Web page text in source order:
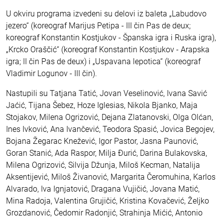
U okviru programa izvedeni su delovi iz baleta „Labudovo
jezero“ (koreograf Marijus Petipa - III čin Pas de deux;
koreograf Konstantin Kostjukov - Španska igra i Ruska igra),
„Krcko Oraščić“ (koreograf Konstantin Kostjukov - Arapska
igra; II čin Pas de deux) i „Uspavana lepotica“ (koreograf
Vladimir Logunov - III čin).
Nastupili su Tatjana Tatić, Jovan Veselinović, Ivana Savić
Jaćić, Tijana Šebez, Hoze Iglesias, Nikola Bjanko, Maja
Stojakov, Milena Ogrizović, Dejana Zlatanovski, Olga Olćan,
Ines Ivković, Ana Ivančević, Teodora Spasić, Jovica Begojev,
Bojana Žegarac Knežević, Igor Pastor, Jasna Paunović,
Goran Stanić, Ada Raspor, Milja Đurić, Darina Bulakovska,
Milena Ogrizović, Silvija Džunja, Miloš Kecman, Natalija
Aksentijević, Miloš Živanović, Margarita Čeromuhina, Karlos
Alvarado, Iva Ignjatović, Dragana Vujičić, Jovana Matić,
Mina Radoja, Valentina Grujičić, Kristina Kovačević, Željko
Grozdanović, Čedomir Radonjić, Strahinja Mićić, Antonio